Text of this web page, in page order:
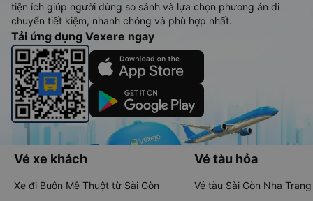
tiện ích giúp người dùng so sánh và lựa chọn phương án di
chuyển tiết kiệm, nhanh chóng và phù hợp nhất.
Tải ứng dụng Vexere ngay
Vé xe khách
Xe đi Buôn Mê Thuột từ Sài Gòn
Vé tàu hỏa
Vé tàu Sài Gòn Nha Trang